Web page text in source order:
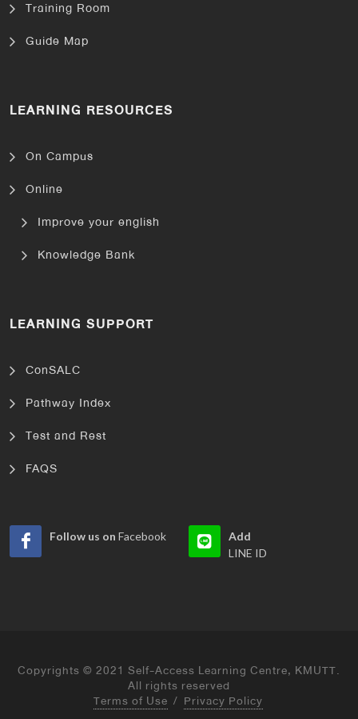
Training Room
Guide Map
LEARNING RESOURCES
On Campus
Online
Improve your english
Knowledge Bank
LEARNING SUPPORT
ConSALC
Pathway Index
Test and Rest
FAQS
Follow us on Facebook
Add
LINE ID
Copyrights © 2021 Self-Access Learning Centre, KMUTT.
All rights reserved
Terms of Use / Privacy Policy